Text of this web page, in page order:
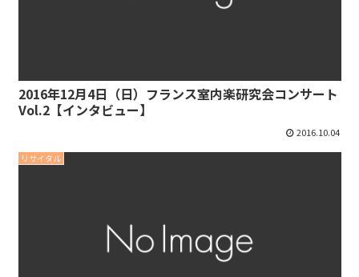
2016年12月4日（日）フランス室内楽研究会コンサート
Vol.2【インタビュー】
2016.10.04
リサイタル